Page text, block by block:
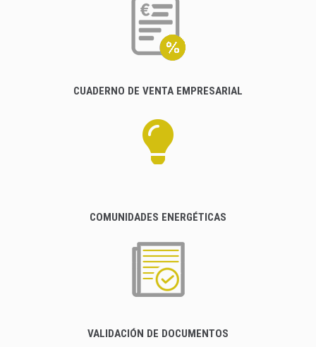
CUADERNO DE VENTA EMPRESARIAL
COMUNIDADES ENERGÉTICAS
VALIDACIÓN DE DOCUMENTOS